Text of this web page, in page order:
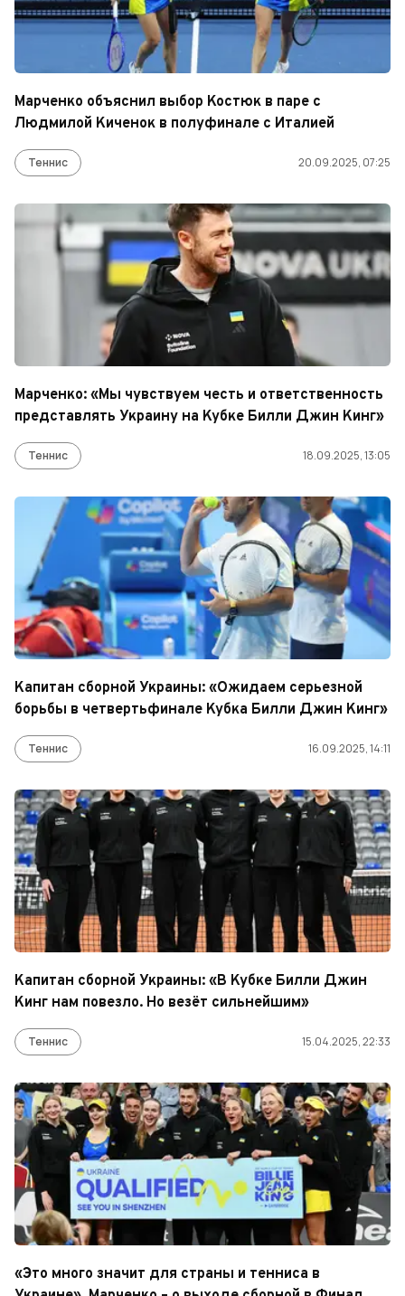
Марченко объяснил выбор Костюк в паре с
Людмилой Киченок в полуфинале с Италией
Теннис 20.09.2025, 07:25
Марченко: «Мы чувствуем честь и ответственность
представлять Украину на Кубке Билли Джин Кинг»
Теннис 18.09.2025, 13:05
Капитан сборной Украины: «Ожидаем серьезной
борьбы в четвертьфинале Кубка Билли Джин Кинг»
Теннис 16.09.2025, 14:11
Капитан сборной Украины: «В Кубке Билли Джин
Кинг нам повезло. Но везёт сильнейшим»
Теннис 15.04.2025, 22:33
«Это много значит для страны и тенниса в